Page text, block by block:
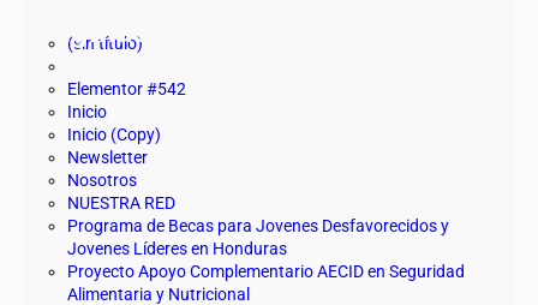
Páginas
(sin título)
Elementor #542
Inicio
Inicio (Copy)
Newsletter
Nosotros
NUESTRA RED
Programa de Becas para Jovenes Desfavorecidos y
Jovenes Líderes en Honduras
Proyecto Apoyo Complementario AECID en Seguridad
Alimentaria y Nutricional